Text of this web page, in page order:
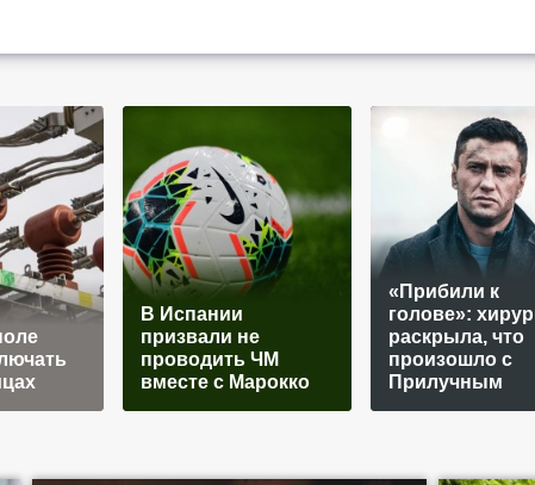
В Испании
призвали не
проводить ЧМ
вместе с Марокко
«Прибили к
голове»:
раскрыла, что
произошло с
Прилучным